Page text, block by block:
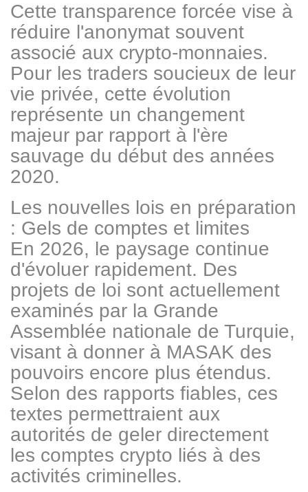
Cette transparence forcée vise à
réduire l'anonymat souvent
associé aux crypto-monnaies.
Pour les traders soucieux de leur
vie privée, cette évolution
représente un changement
majeur par rapport à l'ère
sauvage du début des années
2020.
Les nouvelles lois en préparation
: Gels de comptes et limites
En 2026, le paysage continue
d'évoluer rapidement. Des
projets de loi sont actuellement
examinés par la Grande
Assemblée nationale de Turquie,
visant à donner à MASAK des
pouvoirs encore plus étendus.
Selon des rapports fiables, ces
textes permettraient aux
autorités de geler directement
les comptes crypto liés à des
activités criminelles.